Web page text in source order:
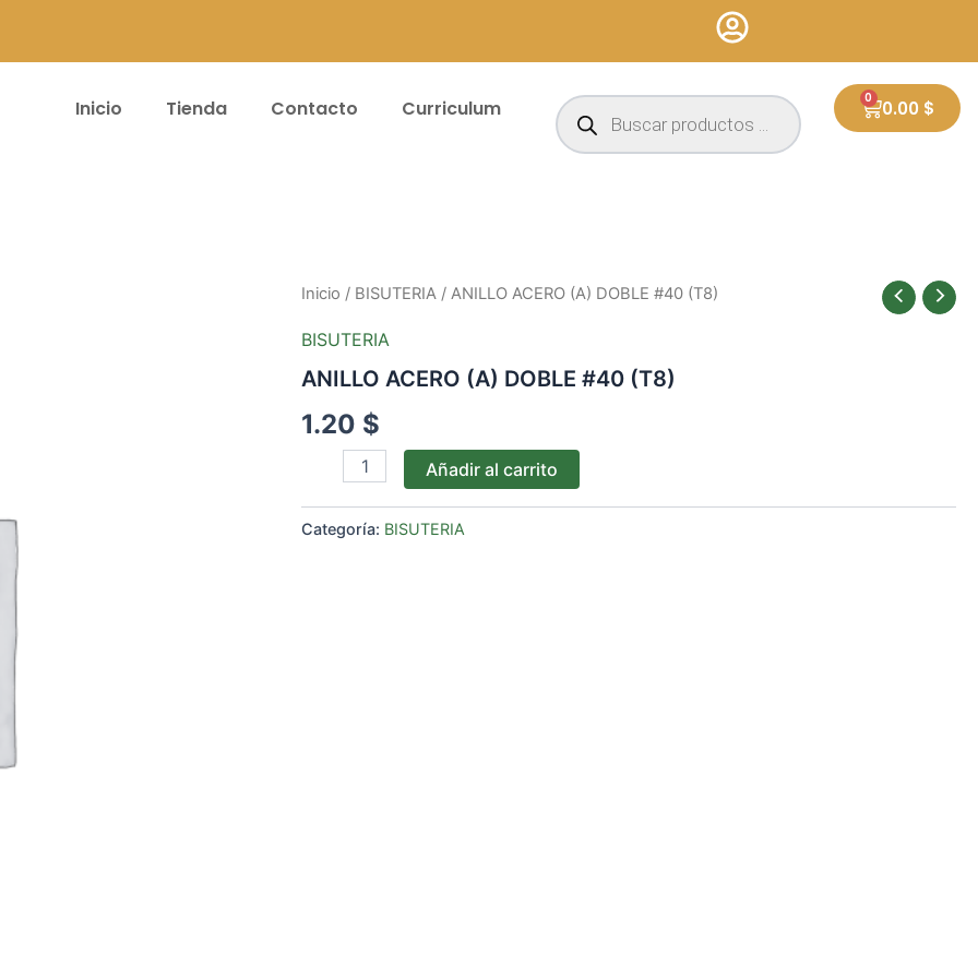
Inicio Tienda Contacto Curriculum
Búsqueda
de
productos
0.00 $
0
Cart
Inicio / BISUTERIA / ANILLO ACERO (A) DOBLE #40 (T8)
BISUTERIA
ANILLO ACERO (A) DOBLE #40 (T8)
1.20 $
ANILLO
(A)
#40
cantidad
Añadir al carrito
Categoría: BISUTERIA